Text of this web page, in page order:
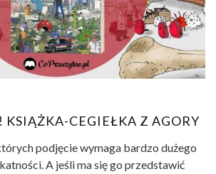
KSIĄŻKA-CEGIEŁKA Z AGORY
podjęcie wymaga bardzo dużego
A jeśli ma się go przedstawić